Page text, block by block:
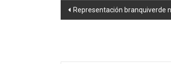
Post navigation
Representación branquiverde